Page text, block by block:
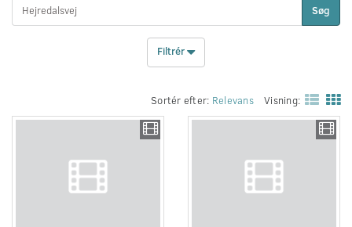
Søg
Filtrér
Sortér efter: Relevans Visning: